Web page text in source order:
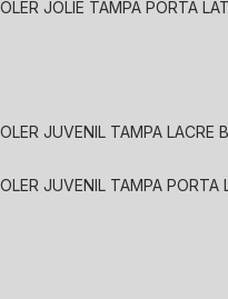
JOLIE TAMPA PORTA
JUVENIL TAMPA LACRE
JUVENIL TAMPA PORTA